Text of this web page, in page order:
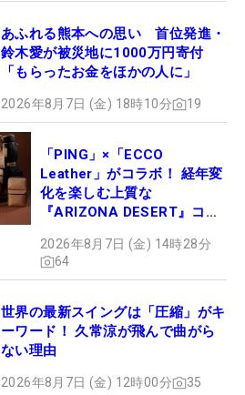
あふれる熊本への思い 首位発進・
鈴木愛が被災地に1000万円寄付
「もらったお金をほかの人に」
2026年8月7日 (金) 18時10分 19
「PING」×「ECCO
Leather」がコラボ！ 経年変
化を楽しむ上質な
『ARIZONA DESERT』コレ
ュー
2026年8月7日 (金) 14時28分
64
世界の最新スイングは「圧縮」がキ
ーワード！ 久常涼が飛んで曲がら
ない理由
2026年8月7日 (金) 12時00分 35